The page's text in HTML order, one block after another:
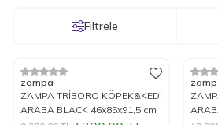
Filtrele
%20İndirim
Yeni
zampa
ZAMPA TRİBORO KÖPEK&KEDİ
ARABA BLACK 46x85x91,5 cm
%20
Yeni